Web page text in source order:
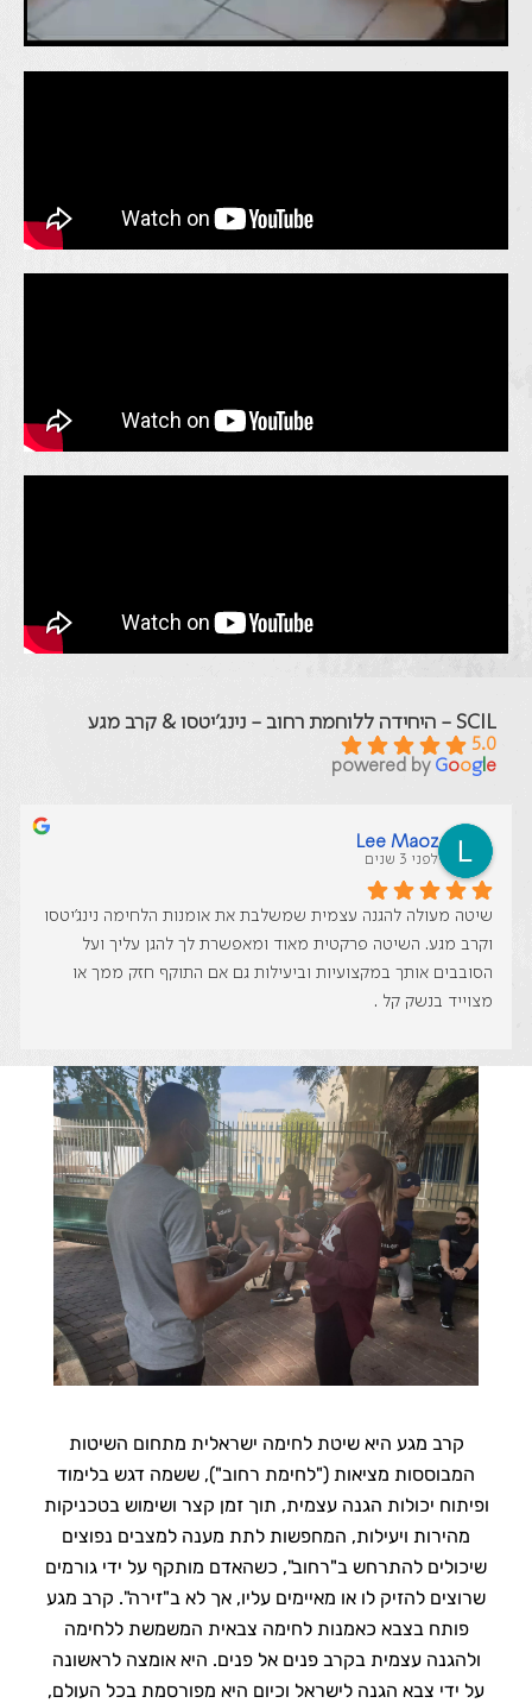
SCIL - היחידה ללוחמת רחוב - נינג'יטסו & קרב מגע
5.0
powered by Google
Lee Maoz
לפני 3 שנים
מצוייד בנשק קל .
ידע רב
ומקצועיות גבוהה .השיעורים בנויים נכון ומותאמים לקצב
ההתקדמות של התלמיד .
כמו בכל תחום בחיים - רצינות וההתמדה הם המפתח לתוצאות .
ממליץ מאוד !!
קרב מגע היא שיטת לחימה ישראלית מתחום השיטות
המבוססות מציאות ("לחימת רחוב"), ששמה דגש בלימוד
ופיתוח יכולות הגנה עצמית, תוך זמן קצר ושימוש בטכניקות
מהירות ויעילות, המחפשות לתת מענה למצבים נפוצים
שיכולים להתרחש ב"רחוב", כשהאדם מותקף על ידי גורמים
שרוצים להזיק לו או מאיימים עליו, אך לא ב"זירה". קרב מגע
פותח בצבא כאמנות לחימה צבאית המשמשת ללחימה
ולהגנה עצמית בקרב פנים אל פנים. היא אומצה לראשונה
על ידי צבא הגנה לישראל וכיום היא מפורסמת בכל העולם,